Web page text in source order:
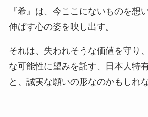
『希』は、今ここにないものを想
伸ばす心の姿を映し出す。
それは、失われそうな価値を守り
な可能性に望みを託す、日本人特
と、誠実な願いの形なのかもしれな